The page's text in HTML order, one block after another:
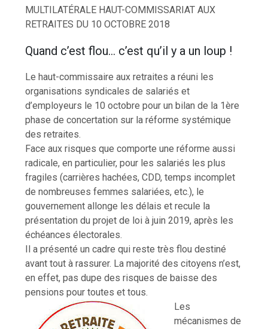
MULTILATÉRALE HAUT-COMMISSARIAT AUX
RETRAITES DU 10 OCTOBRE 2018
Quand c’est flou… c’est qu’il y a un loup !
Le haut-commissaire aux retraites a réuni les
organisations syndicales de salariés et
d’employeurs le 10 octobre pour un bilan de la 1ère
phase de concertation sur la réforme systémique
des retraites.
Face aux risques que comporte une réforme aussi
radicale, en particulier, pour les salariés les plus
fragiles (carrières hachées, CDD, temps incomplet
de nombreuses femmes salariées, etc.), le
gouvernement allonge les délais et recule la
présentation du projet de loi à juin 2019, après les
échéances électorales.
Il a présenté un cadre qui reste très flou destiné
avant tout à rassurer. La majorité des citoyens n’est,
en effet, pas dupe des risques de baisse des
pensions pour toutes et tous.
Les
mécanismes de